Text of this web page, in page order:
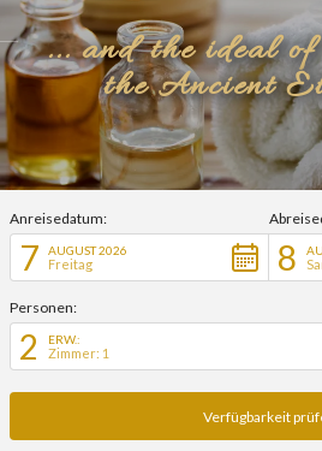
... and the ideal
the Ancient
Anreisedatum:
7 AUGUST 2026
Freitag 8
Personen:
2 ERW.:
Zimmer: 1